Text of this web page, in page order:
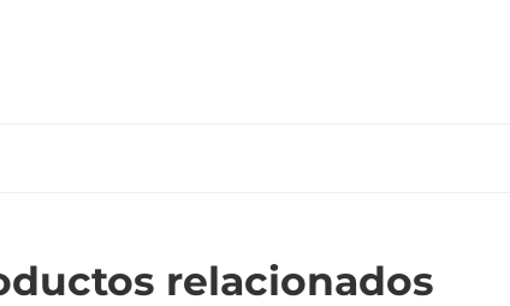
relacionados